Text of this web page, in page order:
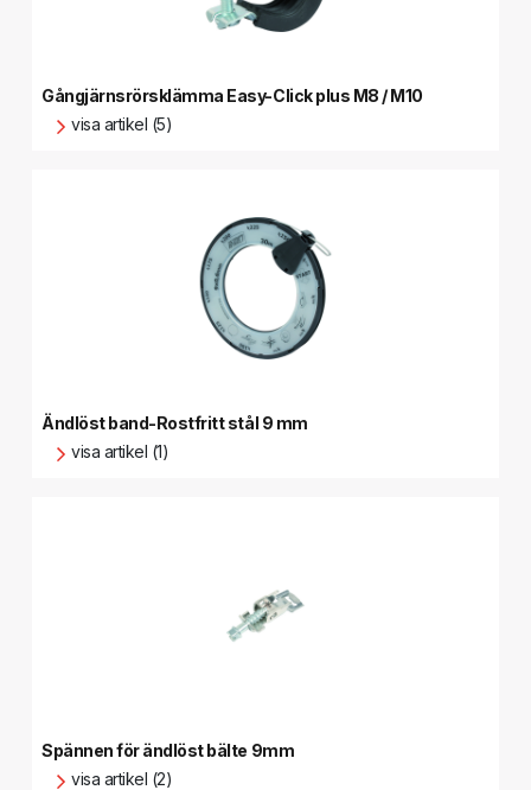
Gångjärnsrörsklämma Easy-Click plus M8 / M10
visa artikel (5)
Ändlöst band-Rostfritt stål 9 mm
visa artikel (1)
Spännen för ändlöst bälte 9mm
visa artikel (2)